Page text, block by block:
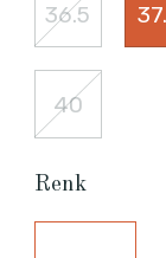
36.5
40
Renk